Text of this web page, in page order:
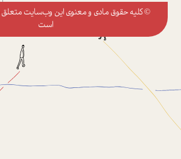
© کلیه حقوق مادی و معنوی این وب‌سایت متعلق
است